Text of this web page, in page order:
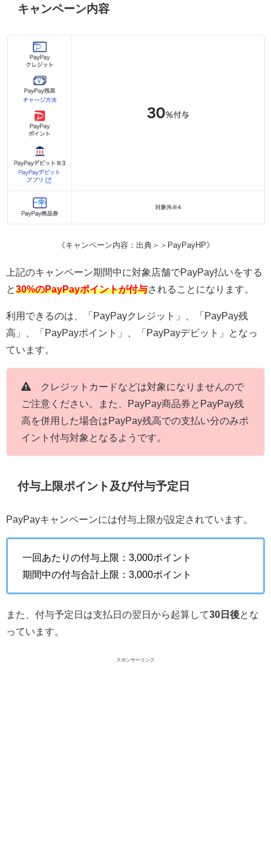
キャンペーン内容
《キャンペーン内容：出典＞＞PayPayHP》
上記のキャンペーン期間中に対象店舗でPayPay払いをする
と30%のPayPayポイントが付与されることになります。
利用できるのは、「PayPayクレジット」、「PayPay残
高」、「PayPayポイント」、「PayPayデビット」となっ
ています。
クレジットカードなどは対象になりませんので
ご注意ください。また、PayPay商品券とPayPay残
高を併用した場合はPayPay残高での支払い分のみポ
イント付与対象となるようです。
付与上限ポイント及び付与予定日
PayPayキャンペーンには付与上限が設定されています。
一回あたりの付与上限：3,000ポイント
期間中の付与合計上限：3,000ポイント
また、付与予定日は支払日の翌日から起算して30日後とな
っています。
スポンサーリンク